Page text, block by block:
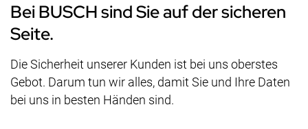
Bei BUSCH sind Sie auf der sicheren
Seite.
Die Sicherheit unserer Kunden ist bei uns oberstes
Gebot. Darum tun wir alles, damit Sie und Ihre Daten
bei uns in besten Händen sind.